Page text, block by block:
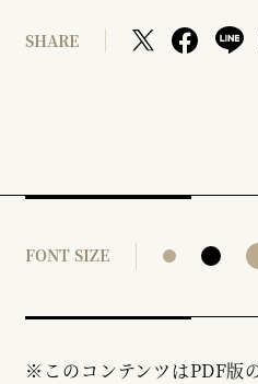
SHARE
FONT SIZE
※このコンテンツはPDF版